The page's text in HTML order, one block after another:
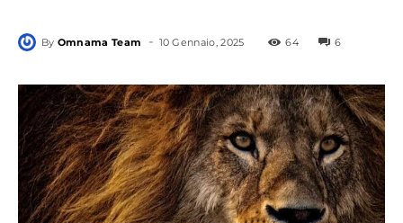
By Omnama Team - 10 Gennaio, 2025 64 6